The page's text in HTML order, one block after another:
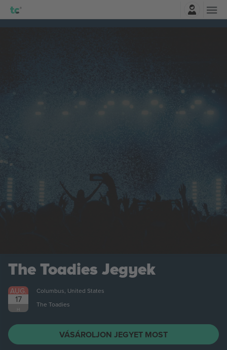
The Toadies Jegyek
AUG.
17
H
Columbus, United States
The Toadies
VÁSÁROLJON JEGYET MOST